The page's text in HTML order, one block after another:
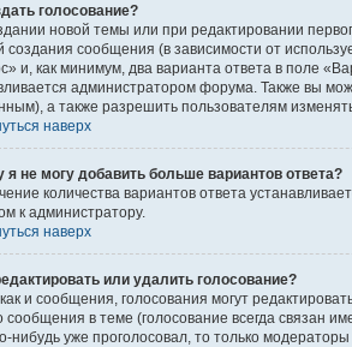
голосование?
новой темы или при редактировании
сообщения (в зависимости от
и, как минимум, два варианта ответа в поле
администратором форума. Также вы
а также разрешить пользователям
наверх
я не могу добавить больше вариантов ответа?
количества вариантов ответа
к администратору.
наверх
или удалить голосование?
и сообщения, голосования могут
сообщения в теме (голосование всегда связан
нибудь уже проголосовал, то только